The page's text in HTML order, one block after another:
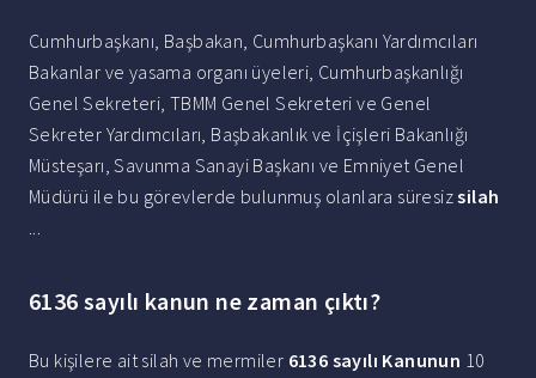
Cumhurbaşkanı, Başbakan, Cumhurbaşkanı Yardımcıları
Bakanlar ve yasama organı üyeleri, Cumhurbaşkanlığı
Genel Sekreteri, TBMM Genel Sekreteri ve Genel
Sekreter Yardımcıları, Başbakanlık ve İçişleri Bakanlığı
Müsteşarı, Savunma Sanayi Başkanı ve Emniyet Genel
Müdürü ile bu görevlerde bulunmuş olanlara süresizsilah
...
6136 sayılı kanun ne zaman çıktı?
Bu kişilere ait silah ve mermiler 6136 sayılı Kanunun 10